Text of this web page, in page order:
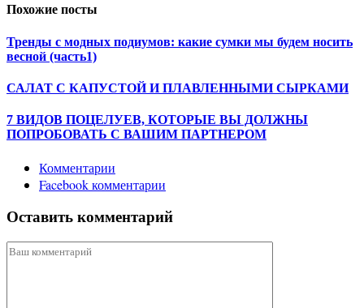
Похожие посты
Тренды с модных подиумов: какие сумки мы будем носить
весной (часть1)
САЛАТ С КАПУСТОЙ И ПЛАВЛЕННЫМИ СЫРКАМИ
7 ВИДОВ ПОЦЕЛУЕВ, КОТОРЫЕ ВЫ ДОЛЖНЫ
ПОПРОБОВАТЬ С ВАШИМ ПАРТНЕРОМ
Комментарии
Facebook комментарии
Оставить комментарий